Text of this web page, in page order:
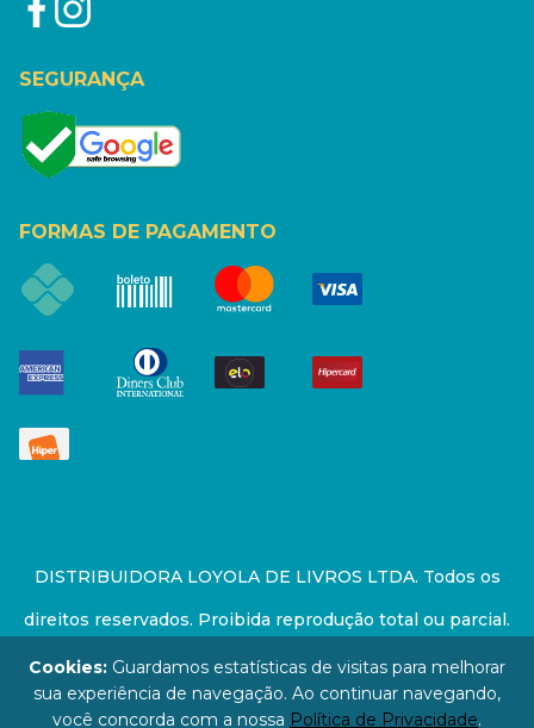
SEGURANÇA
FORMAS DE PAGAMENTO
DISTRIBUIDORA LOYOLA DE LIVROS LTDA. Todos os
direitos reservados. Proibida reprodução total ou parcial.
Preços e estoque sujeito a alterações sem aviso prévio.
67.946.814/0001-94 - LOJA - Rua Senador Feijó - São
Cookies: Guardamos estatísticas de visitas para melhorar
sua experiência de navegação. Ao continuar navegando,
você concorda com a nossa Política de Privacidade.